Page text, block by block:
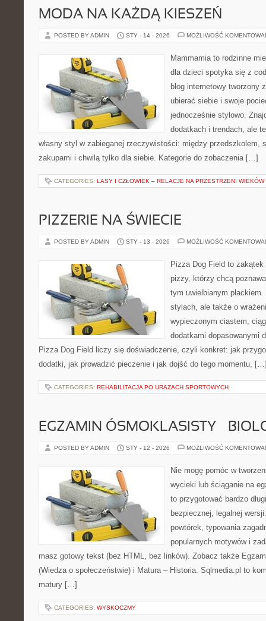
MODA NA KAŻDĄ KIESZEŃ
POSTED BY ADMIN STY - 14 - 2026 MOŻLIWOŚĆ
Mammamia to rodzinne
dla dzieci spotyka się z
blog internetowy tworzony
ubierać siebie i swoje
jednocześnie stylowo.
dodatkach i trendach, ale
własny styl w zabieganej rzeczywistości: między przedszkolem,
zakupami i chwilą tylko dla siebie. Kategorie do zobaczenia […]
CATEGORIES: LASY I CZŁOWIEK – RELACJE NA PRZESTRZENI WIEKÓW
PIZZERIE NA ŚWIECIE
POSTED BY ADMIN STY - 13 - 2026 MOŻLIWOŚĆ
Pizza Dog Field to
pizzy, którzy chcą
tym uwielbianym
stylach, ale także o
wypieczonym ciastem,
dodatkami dopasowanymi
Pizza Dog Field liczy się doświadczenie, czyli konkret: jak
dodatki, jak prowadzić pieczenie i jak dojść do tego momentu,
CATEGORIES: REHABILITACJA PO URAZACH SPORTOWYCH
EGZAMIN ÓSMOKLASISTY –
POSTED BY ADMIN STY - 12 - 2026 MOŻLIWOŚĆ
Nie mogę pomóc w
wycieki lub ściąganie na
to przygotować bardzo
bezpiecznej, legalnej
powtórek, typowania
popularnych motywów i
masz gotowy tekst (bez HTML, bez linków). Zobacz także
(Wiedza o społeczeństwie) i Matura – Historia. Sqlmedia.pl to
matury […]
CATEGORIES: WYSKOCZMY